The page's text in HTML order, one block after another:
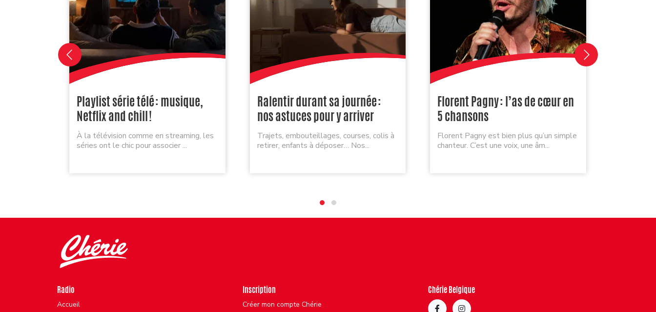
Playlist série télé : musique,
Netflix and chill !
À la télévision comme en streaming, les
séries ont le chic pour associer ...
Ralentir durant sa journée :
nos astuces pour y arriver
Trajets, embouteillages, courses, colis à
retirer, enfants à déposer… Nos...
Florent Pagny : l’as de cœur en
5 chansons
Florent Pagny est bien plus qu’un simple
chanteur. C’est une voix, une âm...
Radio
Accueil
Inscription
Créer mon compte Chérie
Chérie Belgique